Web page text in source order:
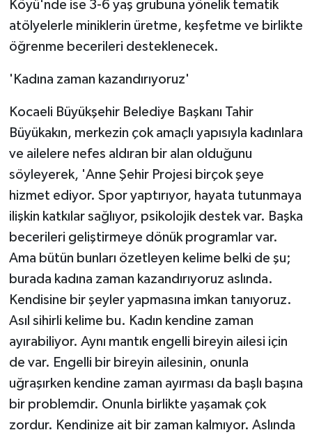
Köyü'nde ise 3-6 yaş grubuna yönelik tematik
atölyelerle miniklerin üretme, keşfetme ve birlikte
öğrenme becerileri desteklenecek.
'Kadına zaman kazandırıyoruz'
Kocaeli Büyükşehir Belediye Başkanı Tahir
Büyükakın, merkezin çok amaçlı yapısıyla kadınlara
ve ailelere nefes aldıran bir alan olduğunu
söyleyerek, 'Anne Şehir Projesi birçok şeye
hizmet ediyor. Spor yaptırıyor, hayata tutunmaya
ilişkin katkılar sağlıyor, psikolojik destek var. Başka
becerileri geliştirmeye dönük programlar var.
Ama bütün bunları özetleyen kelime belki de şu;
burada kadına zaman kazandırıyoruz aslında.
Kendisine bir şeyler yapmasına imkan tanıyoruz.
Asıl sihirli kelime bu. Kadın kendine zaman
ayırabiliyor. Aynı mantık engelli bireyin ailesi için
de var. Engelli bir bireyin ailesinin, onunla
uğraşırken kendine zaman ayırması da başlı başına
bir problemdir. Onunla birlikte yaşamak çok
zordur. Kendinize ait bir zaman kalmıyor. Aslında